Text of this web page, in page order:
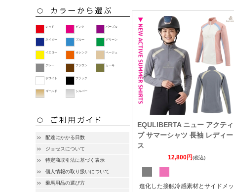
レッド ピンク パープル
ネイビー ブルー グリーン
イエロー オレンジ ベージュ
グレー ブラウン カーキ
ホワイト ブラック
ゴールド シルバー
配達にかかる日数
ジョセスについて
特定商取引法に基づく表示
個人情報の取り扱いについて
乗馬用品の選び方
EQULIBERTA ニュー アクティ
ブ サマーシャツ 長袖 レディー
ス
12,800円(税込)
進化した接触冷感素材とサイドメッ